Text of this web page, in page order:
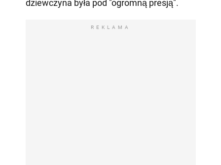
dziewczyna była pod "ogromną presją".
REKLAMA